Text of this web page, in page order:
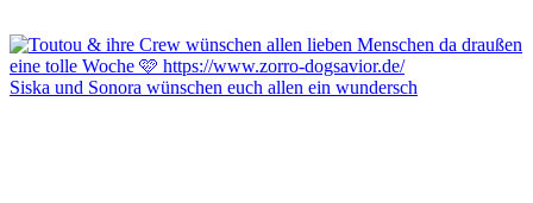
Siska und Sonora wünschen euch allen ein wundersch